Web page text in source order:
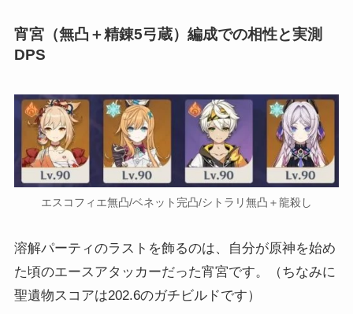
宵宮（無凸＋精錬5弓蔵）編成での相性と実測
DPS
エスコフィエ無凸/ベネット完凸/シトラリ無凸＋龍殺し
溶解パーティのラストを飾るのは、自分が原神を始め
た頃のエースアタッカーだった宵宮です。（ちなみに
聖遺物スコアは202.6のガチビルドです）